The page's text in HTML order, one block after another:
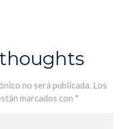
no será publicada. Los
marcados con *